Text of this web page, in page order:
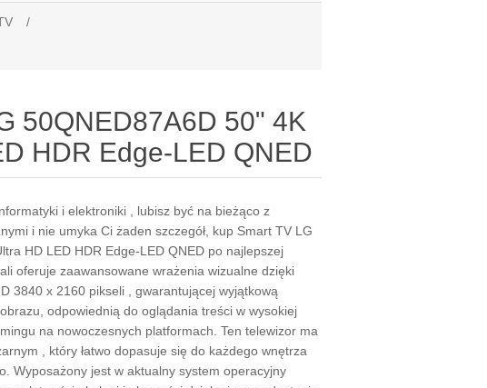
/
50QNED87A6D 50" 4K
HDR Edge-LED QNED
i elektroniki , lubisz być na bieżąco z
i nie umyka Ci żaden szczegół, kup Smart TV LG
HD LED HDR Edge-LED QNED po najlepszej
oferuje zaawansowane wrażenia wizualne dzięki
3840 x 2160 pikseli , gwarantującej wyjątkową
odpowiednią do oglądania treści w wysokiej
na nowoczesnych platformach. Ten telewizor ma
, który łatwo dopasuje się do każdego wnętrza
Wyposażony jest w aktualny system operacyjny